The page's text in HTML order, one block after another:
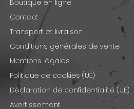
Boutique en ligne
Contact
Transport et livraison
Conditions générales de vente
Mentions légales
Politique de cookies (UE)
Déclaration de confidentialité (UE)
Avertissement